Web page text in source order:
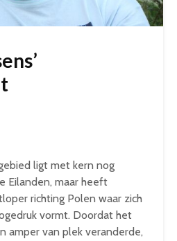
ligt met kern nog
Eilanden, maar heeft
richting Polen waar zich
vormt. Doordat het
amper van plek veranderde,